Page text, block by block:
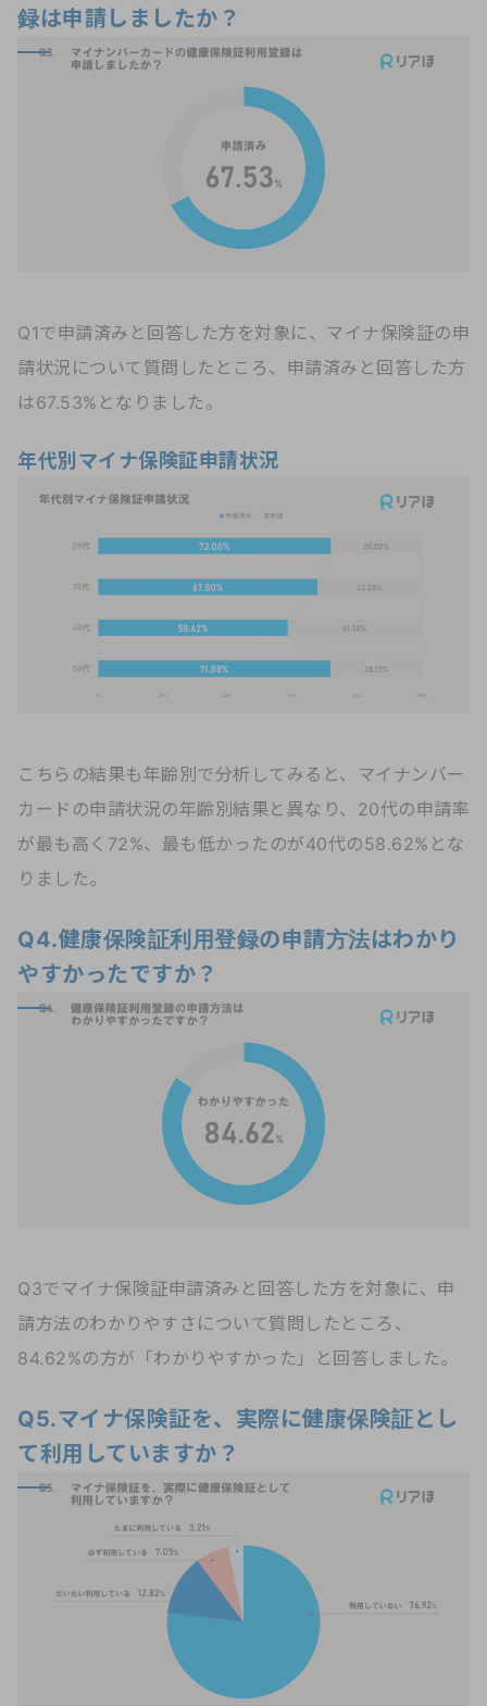
録は申請しましたか？
Q1で申請済みと回答した方を対象に、マイナ保険証の申
請状況について質問したところ、申請済みと回答した方
は67.53%となりました。
年代別マイナ保険証申請状況
こちらの結果も年齢別で分析してみると、マイナンバー
カードの申請状況の年齢別結果と異なり、20代の申請率
が最も高く72%、最も低かったのが40代の58.62%とな
りました。
Q4.健康保険証利用登録の申請方法はわかり
やすかったですか？
Q3でマイナ保険証申請済みと回答した方を対象に、申
請方法のわかりやすさについて質問したところ、
84.62%の方が「わかりやすかった」と回答しました。
Q5.マイナ保険証を、実際に健康保険証とし
て利用していますか？